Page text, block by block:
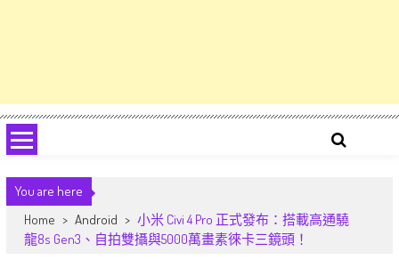
You are here
Home > Android > 小米 Civi 4 Pro 正式發布：搭載高通驍
龍8s Gen3、自拍雙攝與5000萬畫素徠卡三鏡頭！